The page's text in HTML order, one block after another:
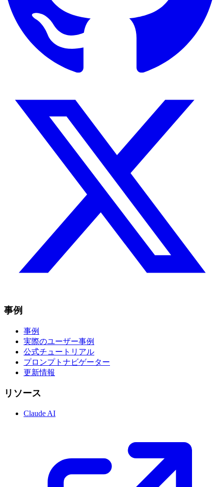
事例
事例
実際のユーザー事例
公式チュートリアル
プロンプトナビゲーター
更新情報
リソース
Claude AI